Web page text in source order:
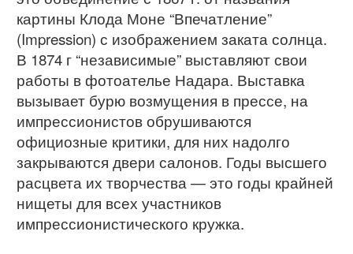
картины Клода Моне “Впечатление”
(Impression) с изображением заката солнца.
В 1874 г “независимые” выставляют свои
работы в фотоателье Надара. Выставка
вызывает бурю возмущения в прессе, на
импрессионистов обрушиваются
официозные критики, для них надолго
закрываются двери салонов. Годы высшего
расцвета их творчества — это годы крайней
нищеты для всех участников
импрессионистического кружка.